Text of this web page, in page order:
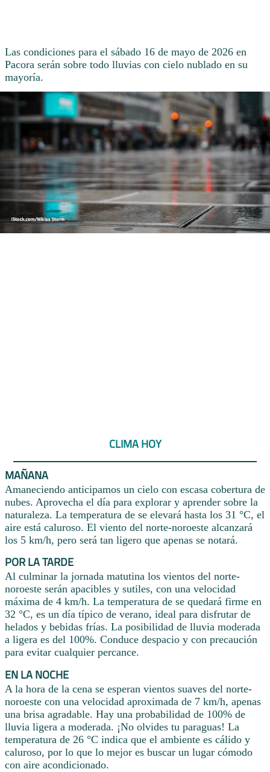
Las condiciones para el sábado 16 de mayo de 2026 en
Pacora serán sobre todo lluvias con cielo nublado en su
mayoría.
CLIMA HOY
MAÑANA
Amaneciendo anticipamos un cielo con escasa cobertura de
nubes. Aprovecha el día para explorar y aprender sobre la
naturaleza. La temperatura de se elevará hasta los 31 °C, el
aire está caluroso. El viento del norte-noroeste alcanzará
los 5 km/h, pero será tan ligero que apenas se notará.
POR LA TARDE
Al culminar la jornada matutina los vientos del norte-
noroeste serán apacibles y sutiles, con una velocidad
máxima de 4 km/h. La temperatura de se quedará firme en
32 °C, es un día típico de verano, ideal para disfrutar de
helados y bebidas frías. La posibilidad de lluvia moderada
a ligera es del 100%. Conduce despacio y con precaución
para evitar cualquier percance.
EN LA NOCHE
A la hora de la cena se esperan vientos suaves del norte-
noroeste con una velocidad aproximada de 7 km/h, apenas
una brisa agradable. Hay una probabilidad de 100% de
lluvia ligera a moderada. ¡No olvides tu paraguas! La
temperatura de 26 °C indica que el ambiente es cálido y
caluroso, por lo que lo mejor es buscar un lugar cómodo
con aire acondicionado.